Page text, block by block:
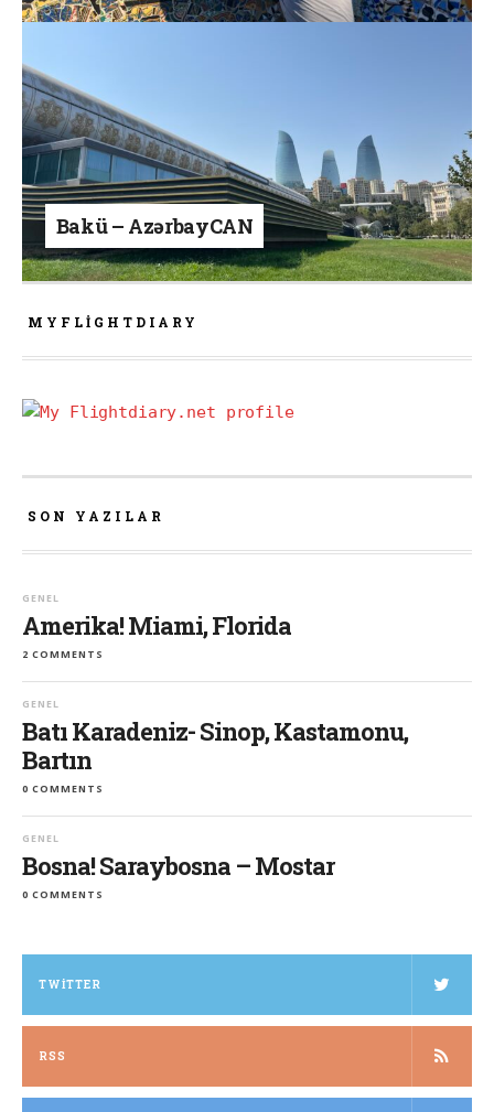
Bakü – AzərbayCAN
MYFLIGHTDIARY
SON YAZILAR
GENEL
Amerika! Miami, Florida
2 COMMENTS
GENEL
Batı Karadeniz- Sinop, Kastamonu,
Bartın
0 COMMENTS
GENEL
Bosna! Saraybosna – Mostar
0 COMMENTS
TWITTER
RSS